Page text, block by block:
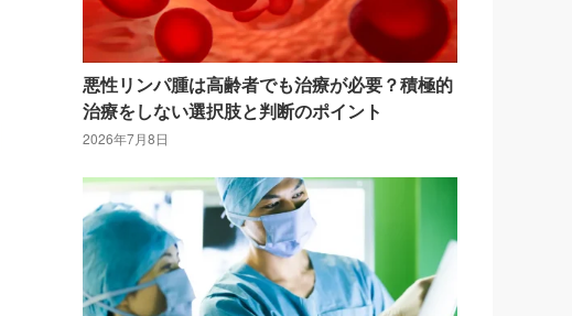
悪性リンパ腫は高齢者でも治療が必要？積極的
治療をしない選択肢と判断のポイント
2026年7月8日